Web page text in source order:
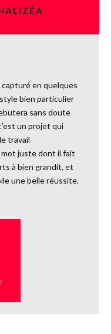
en quelques
bien particulier
sans doute
un projet qui
travail
juste dont il fait
à bien grandit, et
une belle réussite.